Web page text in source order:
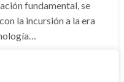
fundamental, se
la incursión a la era